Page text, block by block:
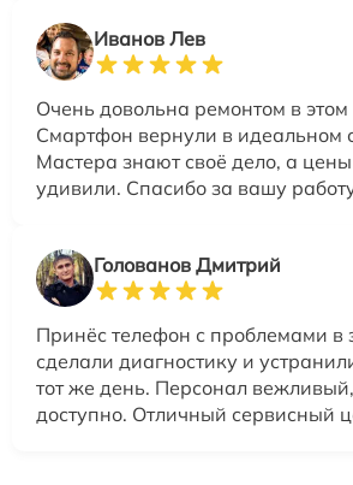
Иванов Лев
Очень довольна ремонтом в этом
Смартфон вернули в идеальном
Мастера знают своё дело, а
удивили. Спасибо за вашу
Голованов Дмитрий
Принёс телефон с проблемами в
сделали диагностику и
тот же день. Персонал
доступно. Отличный сервисный